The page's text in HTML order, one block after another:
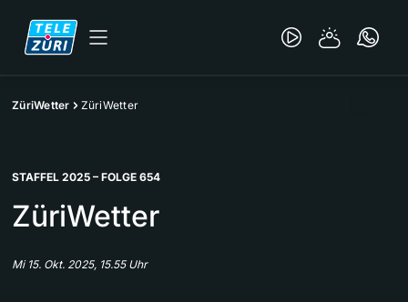
ZüriWetter ZüriWetter
STAFFEL 2025 – FOLGE 654
ZüriWetter
Mi 15. Okt. 2025, 15.55 Uhr